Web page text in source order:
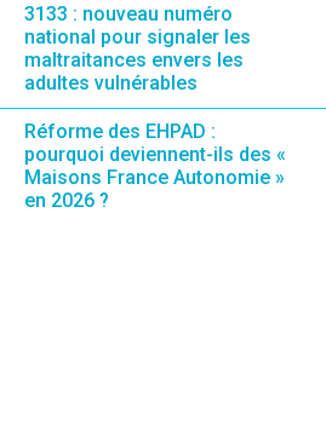
3133 : nouveau numéro
national pour signaler les
maltraitances envers les
adultes vulnérables
Réforme des EHPAD :
pourquoi deviennent-ils des «
Maisons France Autonomie »
en 2026 ?